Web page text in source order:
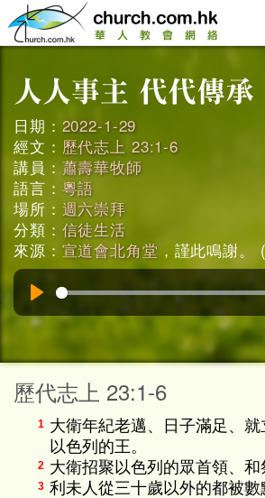
日期： 2022-1-29
經文： 歷代志上 23:1-6
講員： 蕭壽華牧師
語言： 粵語
場所： 週六崇拜
分類： 信徒生活
來源： 宣道會北角堂 ，謹此鳴謝。
歷代志上 23:1-6
1 大衛年紀老邁、日子滿足、
以色列的王。
2 大衛招聚以色列的眾首領、和
3 利未人從三十歲以外的都被數